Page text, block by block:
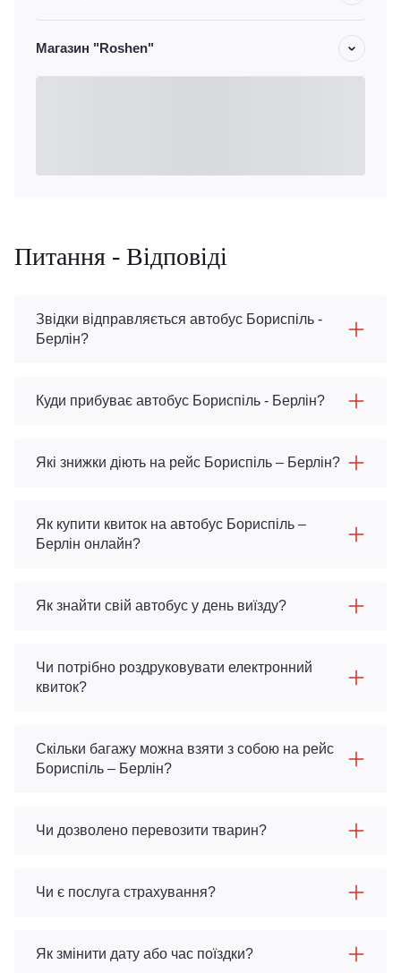
Магазин "Roshen"
Питання - Відповіді
Звідки відправляється автобус Бориспіль -
Берлін?
Куди прибуває автобус Бориспіль - Берлін?
Які знижки діють на рейс Бориспіль – Берлін?
Як купити квиток на автобус Бориспіль –
Берлін онлайн?
Як знайти свій автобус у день виїзду?
Чи потрібно роздруковувати електронний
квиток?
Скільки багажу можна взяти з собою на рейс
Бориспіль – Берлін?
Чи дозволено перевозити тварин?
Чи є послуга страхування?
Як змінити дату або час поїздки?